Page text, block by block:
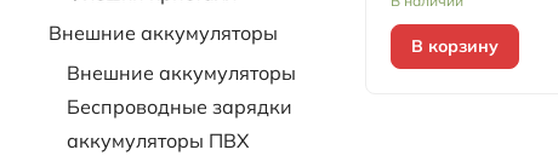
Внешние аккумуляторы
Внешние аккумуляторы
Беспроводные зарядки
аккумуляторы ПВХ
В корзину